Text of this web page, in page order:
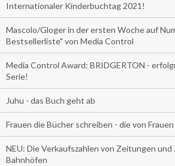
Internationaler Kinderbuchtag 2021!
Mascolo/Gloger in der ersten Woche auf
Bestsellerliste" von Media Control
Media Control Award: BRIDGERTON -
Serie!
Juhu - das Buch geht ab
Frauen die Bücher schreiben - die von
NEU: Die Verkaufszahlen von Zeitungen
Bahnhöfen